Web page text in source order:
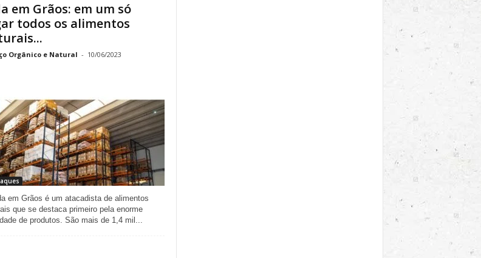
em Grãos: em um só
todos os alimentos
Orgânico e Natural - 10/06/2023
em Grãos é um atacadista de alimentos
que se destaca primeiro pela enorme
de produtos. São mais de 1,4 mil...